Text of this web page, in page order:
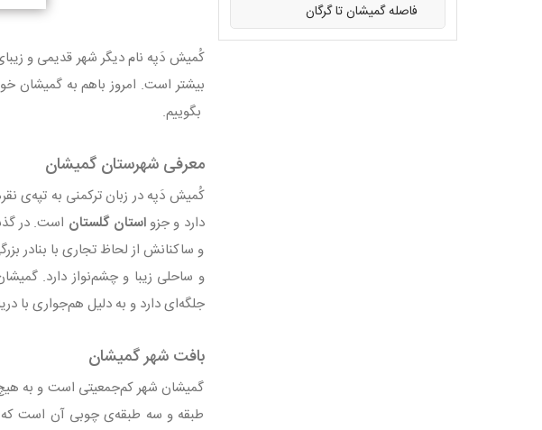
فاصله گمیشان تا گرگان
کُمیش دَپه نام دیگر شهر قدیمی و
بیشتر است. امروز باهم به گمیشان
بگوییم.
معرفی شهرستان گمیشان
دارد و جزواستان گلستان است. در
و ساکنانش از لحاظ تجاری با بنادر
و ساحلی زیبا و چشم‌نواز دارد.
جلگه‌ای دارد و به دلیل هم‌جواری با
بافت شهر گمیشان
گمیشان شهر کم‌جمعیتی است و به
طبقه‌ و سه طبقه‌ی چوبی آن است که